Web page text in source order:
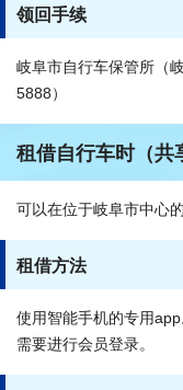
领回手续
岐阜市自行车保管所（
5888）
租借自行车时（共
可以在位于岐阜市中心
租借方法
使用智能手机的专用app
需要进行会员登录。